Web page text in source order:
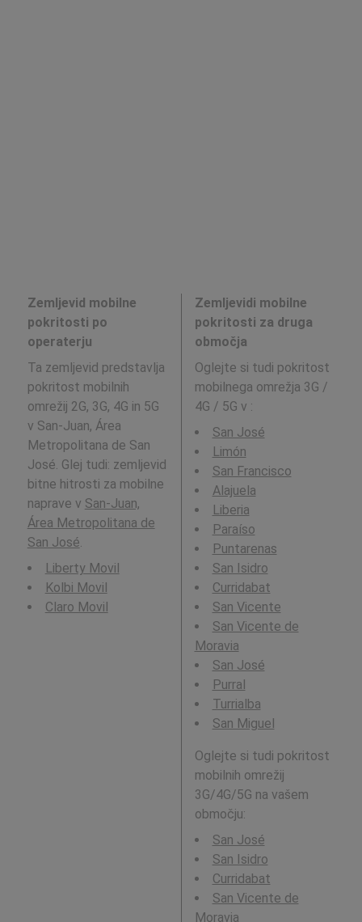
Zemljevid mobilne
pokritosti po
operaterju
Ta zemljevid predstavlja
pokritost mobilnih
omrežij 2G, 3G, 4G in 5G
v San-Juan, Área
Metropolitana de San
José. Glej tudi: zemljevid
bitne hitrosti za mobilne
naprave v San-Juan,
Área Metropolitana de
San José.
Liberty Movil
Kolbi Movil
Claro Movil
Zemljevidi mobilne
pokritosti za druga
območja
Oglejte si tudi pokritost
mobilnega omrežja 3G /
4G / 5G v :
San José
Limón
San Francisco
Alajuela
Liberia
Paraíso
Puntarenas
San Isidro
Curridabat
San Vicente
San Vicente de
Moravia
San José
Purral
Turrialba
San Miguel
Oglejte si tudi pokritost
mobilnih omrežij
3G/4G/5G na vašem
območju:
San José
San Isidro
Curridabat
San Vicente de
Moravia